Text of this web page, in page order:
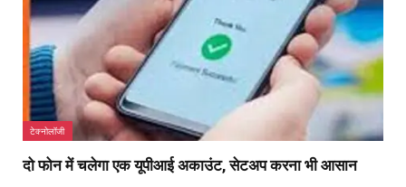
टेक्नोलॉजी
दो फोन में चलेगा एक यूपीआई अकाउंट, सेटअप करना भी आसान